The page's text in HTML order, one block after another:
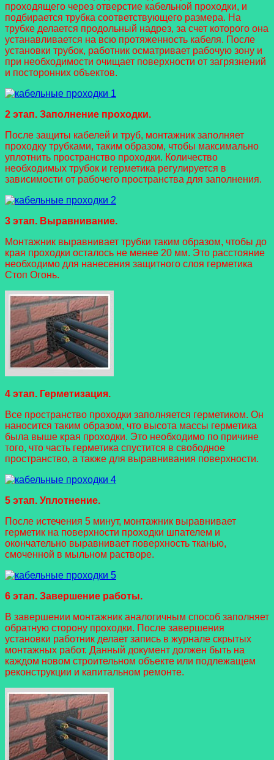
проходящего через отверстие кабельной проходки, и
подбирается трубка соответствующего размера. На
трубке делается продольный надрез, за счет которого она
устанавливается на всю протяженность кабеля. После
установки трубок, работник осматривает рабочую зону и
при необходимости очищает поверхности от загрязнений
и посторонних объектов.
2 этап. Заполнение проходки.
После защиты кабелей и труб, монтажник заполняет
проходку трубками, таким образом, чтобы максимально
уплотнить пространство проходки. Количество
необходимых трубок и герметика регулируется в
зависимости от рабочего пространства для заполнения.
3 этап. Выравнивание.
Монтажник выравнивает трубки таким образом, чтобы до
края проходки осталось не менее 20 мм. Это расстояние
необходимо для нанесения защитного слоя герметика
Стоп Огонь.
4 этап. Герметизация.
Все пространство проходки заполняется герметиком. Он
наносится таким образом, что высота массы герметика
была выше края проходки. Это необходимо по причине
того, что часть герметика спустится в свободное
пространство, а также для выравнивания поверхности.
5 этап. Уплотнение.
После истечения 5 минут, монтажник выравнивает
герметик на поверхности проходки шпателем и
окончательно выравнивает поверхность тканью,
смоченной в мыльном растворе.
6 этап. Завершение работы.
В завершении монтажник аналогичным способ заполняет
обратную сторону проходки. После завершения
установки работник делает запись в журнале скрытых
монтажных работ. Данный документ должен быть на
каждом новом строительном объекте или подлежащем
реконструкции и капитальном ремонте.